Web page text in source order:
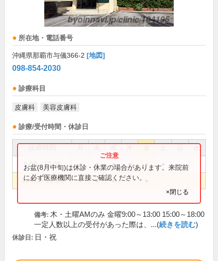
所在地・電話番号
沖縄県那覇市与儀366-2 [地図]
098-854-2030
診療科目
皮膚科 美容皮膚科
診療/受付時間・休診日
祝
9:00～12:30 ● ● ● ● ●
14:00～18:00 ● ● ●
お盆(8月中旬)は休診・休業の場合があります。来院前
に必ず医療機関に直接ご確認ください。
×閉じる
備考: 木・土曜AMのみ 金曜9:00～13:00 15:00～18:00
一定人数以上の受付があった際は、...(続きを読む)
休診日: 日・祝